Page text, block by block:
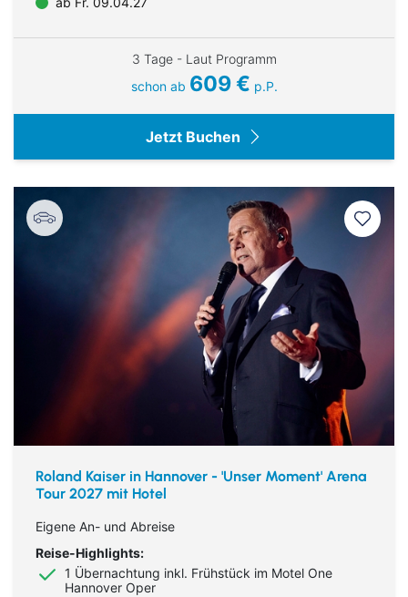
3 Tage - Laut Programm
schon ab 609 € p.P.
Jetzt Buchen
Roland Kaiser in Hannover - 'Unser Moment' Arena
Tour 2027 mit Hotel
Eigene An- und Abreise
Reise-Highlights:
1 Übernachtung inkl. Frühstück im Motel One
Hannover Oper